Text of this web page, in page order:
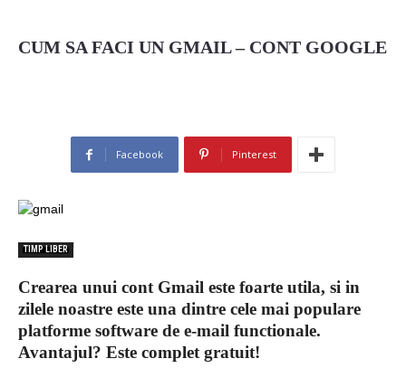
CUM SA FACI UN GMAIL – CONT GOOGLE
Facebook Pinterest
TIMP LIBER
Crearea unui cont Gmail este foarte utila, si in
zilele noastre este una dintre cele mai populare
platforme software de e-mail functionale.
Avantajul? Este complet gratuit!